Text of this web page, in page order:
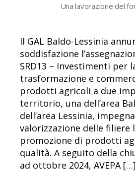
Una lavorazione del
Il GAL Baldo-Lessinia
soddisfazione
SRD13 – Investimenti per
trasformazione e
prodotti agricoli a due
territorio, una dell’area
dell’area Lessinia,
valorizzazione delle filiere
promozione di prodotti
qualità. A seguito della
ad ottobre 2024, AVEPA […]